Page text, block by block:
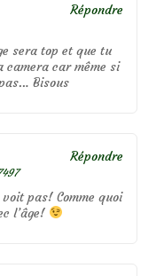
sera top et que tu
car même si
Bisous
Répondre
pas! Comme quoi
l’âge!
Répondre